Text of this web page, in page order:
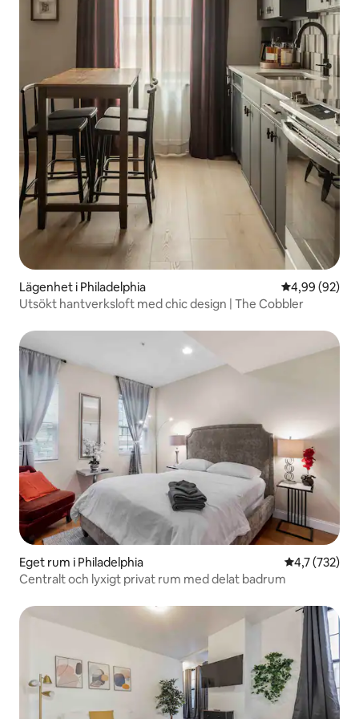
Lägenhet i Philadelphia 4,99 av 5 i
4,99 (92)
Utsökt hantverksloft med chic design | The Cobbler
Eget rum i Philadelphia 4,7 av 5 i
4,7 (732)
Centralt och lyxigt privat rum med delat badrum